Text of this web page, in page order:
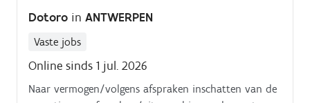
voorbereid en uitgevoerd worden Je takenpakket
omvat onder andere:. Opstellen en opvolgen van
Administratieve ondersteuning van de dagelijkse
werking Voorbereiden en opvolgen van
Dotoro in ANTWERPEN
Vaste jobs
Online sinds 1 jul. 2026
Naar vermogen/volgens afspraken inschatten van de